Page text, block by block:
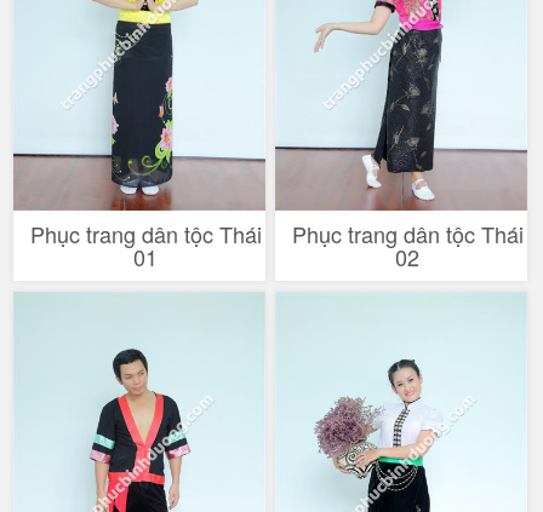
Phục trang dân tộc Thái
01
Phục trang dân tộc Thái
02